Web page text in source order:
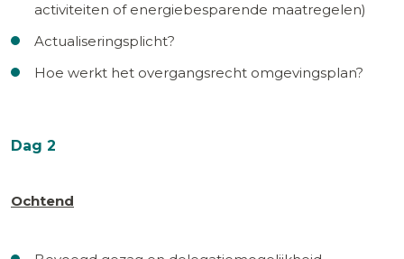
activiteiten of energiebesparende maatregelen)
Actualiseringsplicht?
Hoe werkt het overgangsrecht omgevingsplan?
Dag 2
Ochtend